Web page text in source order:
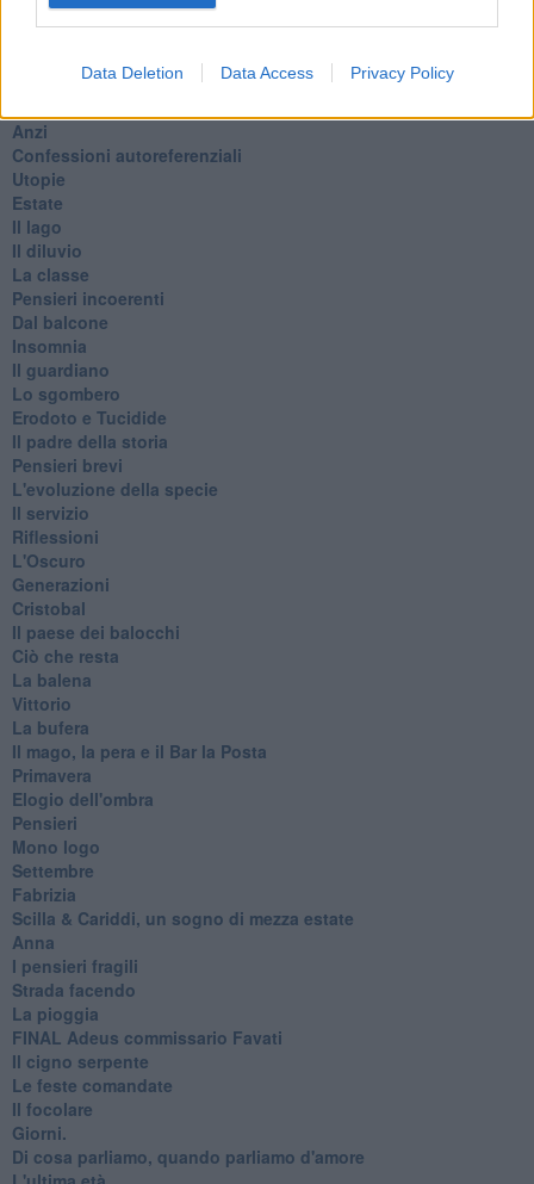
Data Deletion Data Access Privacy Policy
Moro
Passanti
Continuando, la nonna e il carretto
Metaverso smart
Anzi
Confessioni autoreferenziali
Utopie
Estate
Il lago
Il diluvio
La classe
Pensieri incoerenti
Dal balcone
Insomnia
Il guardiano
Lo sgombero
Erodoto e Tucidide
Il padre della storia
Pensieri brevi
L'evoluzione della specie
Il servizio
Riflessioni
L'Oscuro
Generazioni
Cristobal
Il paese dei balocchi
Ciò che resta
La balena
Vittorio
La bufera
Il mago, la pera e il Bar la Posta
Primavera
Elogio dell'ombra
Pensieri
Mono logo
Settembre
Fabrizia
​Scilla & Cariddi, un sogno di mezza estate
Anna
I pensieri fragili
Strada facendo
La pioggia
FINAL Adeus commissario Favati
Il cigno serpente
Le feste comandate
Il focolare
Giorni.
Di cosa parliamo, quando parliamo d'amore